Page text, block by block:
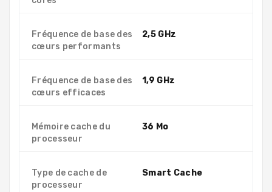
Fréquence de base des
cœurs performants
2,5 GHz
Fréquence de base des
cœurs efficaces
1,9 GHz
Mémoire cache du
processeur
36 Mo
Type de cache de
processeur
Smart Cache